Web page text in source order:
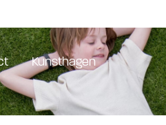
Kunsthagen